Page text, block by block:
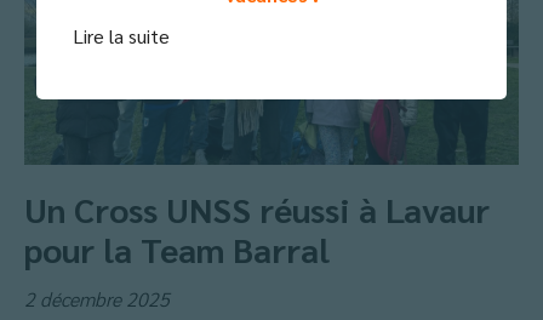
Lire la suite
Un Cross UNSS réussi à Lavaur
pour la Team Barral
2 décembre 2025